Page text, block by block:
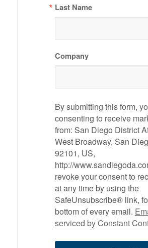
Last Name
Company
By submitting this form,
consenting to receive
from: San Diego District
West Broadway, San
92101, US,
http://
revoke your consent to
at any time by using the
SafeUnsubscribe® link,
bottom of every email.
serviced by Constant